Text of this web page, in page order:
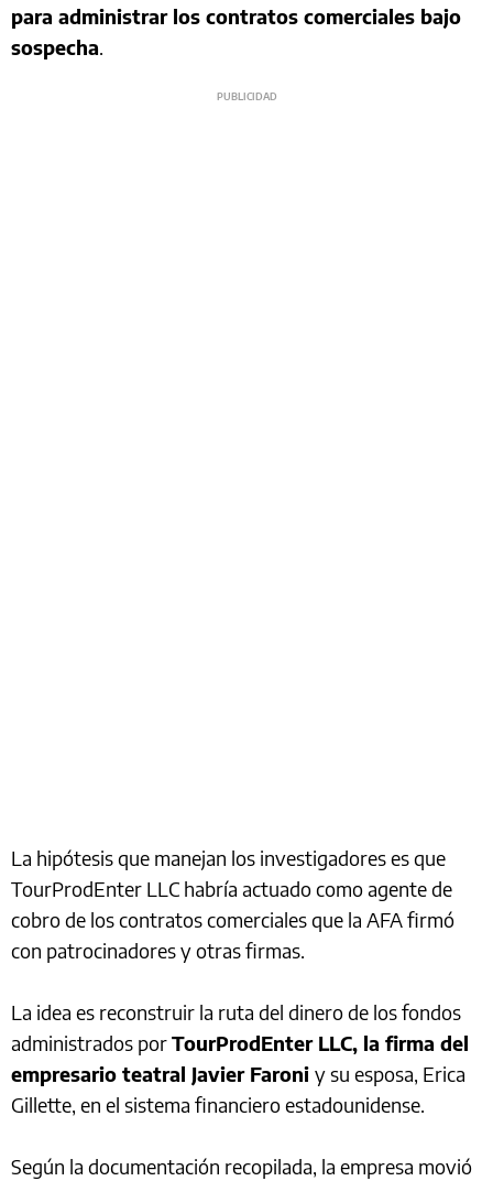
para administrar los contratos comerciales bajo
sospecha.
La hipótesis que manejan los investigadores es que
TourProdEnter LLC habría actuado como agente de
cobro de los contratos comerciales que la AFA firmó
con patrocinadores y otras firmas.
La idea es reconstruir la ruta del dinero de los fondos
administrados porTourProdEnter LLC, la firma del
empresario teatral Javier Faroni y su esposa, Erica
Gillette, en el sistema financiero estadounidense.
Según la documentación recopilada, la empresa movió